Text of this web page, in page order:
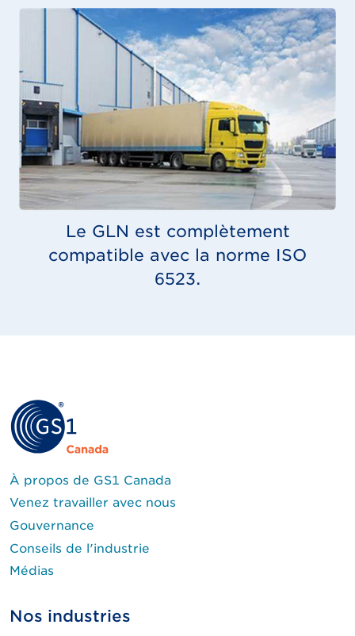
Le GLN est complètement
compatible avec la norme ISO
6523.
À propos de GS1 Canada
Venez travailler avec nous
Gouvernance
Conseils de l'industrie
Médias
Nos industries